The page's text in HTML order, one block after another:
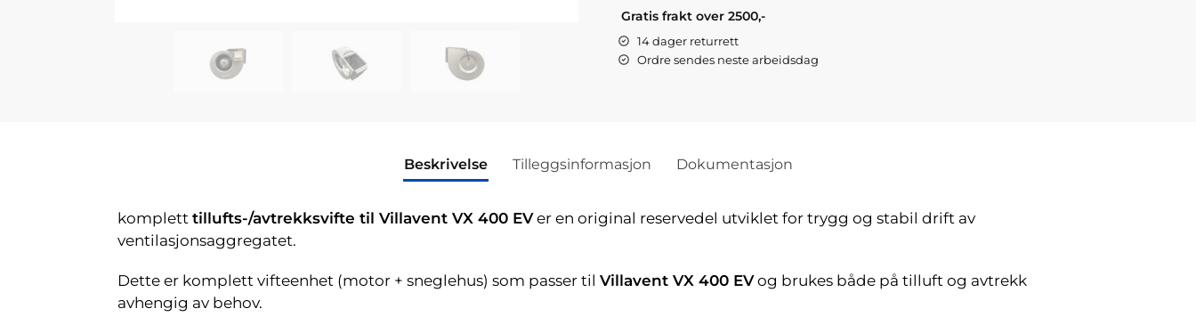
Gratis frakt over 2500,-
14 dager returrett
Ordre sendes neste arbeidsdag
Beskrivelse Tilleggsinformasjon Dokumentasjon
komplett tillufts-/avtrekksvifte til Villavent VX 400 EVer en original reservedel utviklet for trygg og stabil drift av
ventilasjonsaggregatet.
Dette er komplett vifteenhet (motor + sneglehus) som passer til Villavent VX 400 EVog brukes både på tilluft og avtrekk
avhengig av behov.